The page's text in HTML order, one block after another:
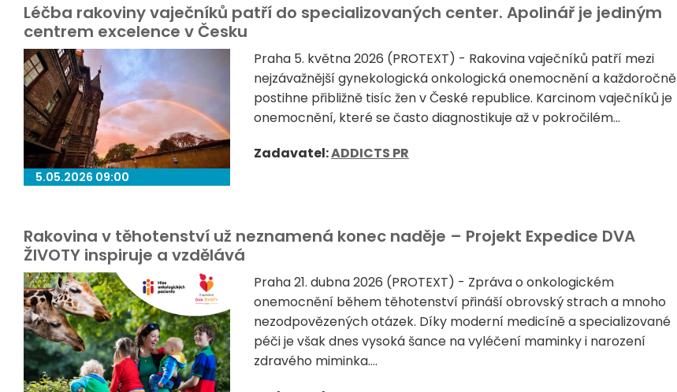
Léčba rakoviny vaječníků patří do specializovaných center. Apolinář je jediným
centrem excelence v Česku
5.05.2026 09:00
Praha 5. května 2026 (PROTEXT) - Rakovina vaječníků patří mezi
nejzávažnější gynekologická onkologická onemocnění a každoročně
postihne přibližně tisíc žen v České republice. Karcinom vaječníků je
onemocnění, které se často diagnostikuje až v pokročilém...
Zadavatel:ADDICTS PR
Rakovina v těhotenství už neznamená konec naděje – Projekt Expedice DVA
ŽIVOTY inspiruje a vzdělává
Praha 21. dubna 2026 (PROTEXT) - Zpráva o onkologickém
onemocnění během těhotenství přináší obrovský strach a mnoho
nezodpovězených otázek. Díky moderní medicíně a specializované
péči je však dnes vysoká šance na vyléčení maminky i narození
zdravého miminka....